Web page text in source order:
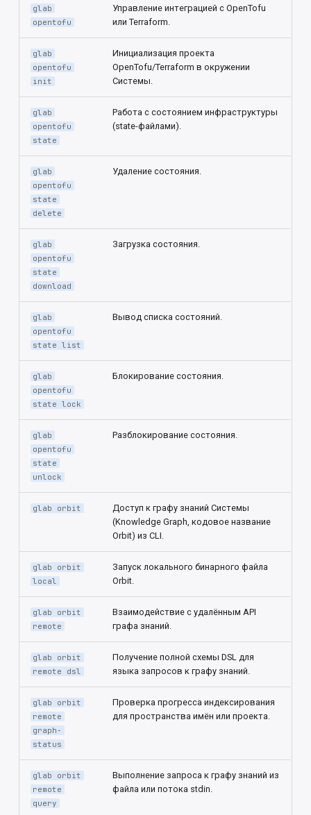
glab
opentofu
Управление интеграцией с OpenTofu
или Terraform.
glab
opentofu
init
Инициализация проекта
OpenTofu/Terraform в окружении
Системы.
glab
opentofu
state
Работа с состоянием инфраструктуры
(state-файлами).
glab
opentofu
state
delete
Удаление состояния.
glab
opentofu
state
download
Загрузка состояния.
glab
opentofu
state list
Вывод списка состояний.
glab
opentofu
state lock
Блокирование состояния.
glab
opentofu
state
unlock
Разблокирование состояния.
glab orbit
Доступ к графу знаний Системы
(Knowledge Graph, кодовое название
Orbit) из CLI.
glab orbit
local
Запуск локального бинарного файла
Orbit.
glab orbit
remote
Взаимодействие с удалённым API
графа знаний.
glab orbit
remote dsl
Получение полной схемы DSL для
языка запросов к графу знаний.
glab orbit
remote
graph-
status
Проверка прогресса индексирования
для пространства имён или проекта.
glab orbit
remote
query
Выполнение запроса к графу знаний из
файла или потока stdin.